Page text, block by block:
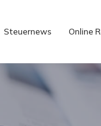
Steuernews Online